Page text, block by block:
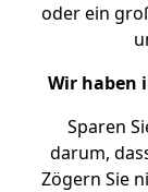
oder ein
Wir haben
Sparen
darum,
Zögern Sie